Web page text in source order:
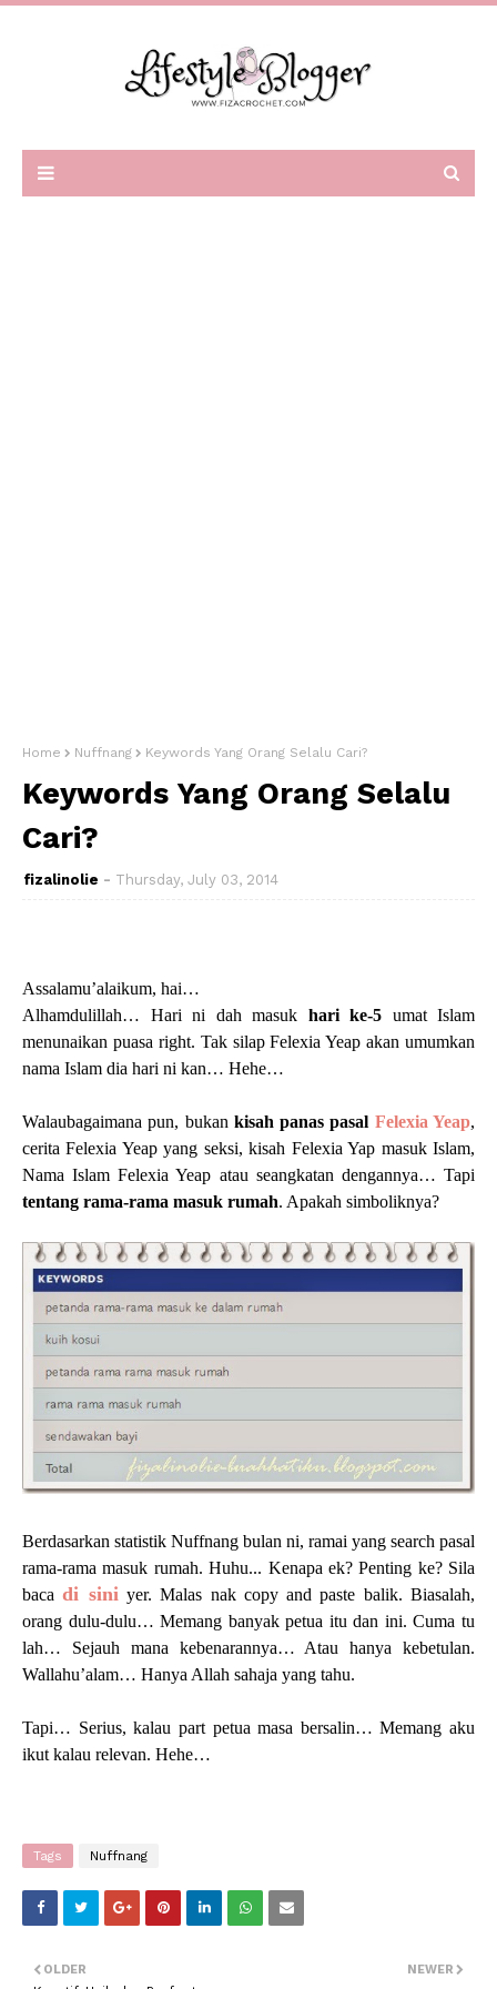
Home Nuffnang Keywords Yang Orang Selalu Cari?
Keywords Yang Orang Selalu
Cari?
fizalinolie Thursday, July 03, 2014
Assalamu’alaikum, hai…
Alhamdulillah… Hari ni dah masuk hari ke-5 umat Islam
menunaikan puasa right. Tak silap Felexia Yeap akan umumkan
nama Islam dia hari ni kan… Hehe…
Walaubagaimana pun, bukan kisah panas pasal Felexia Yeap,
cerita Felexia Yeap yang seksi, kisah Felexia Yap masuk Islam,
Nama Islam Felexia Yeap atau seangkatan dengannya… Tapi
tentang rama-rama masuk rumah. Apakah simboliknya?
Berdasarkan statistik Nuffnang bulan ni, ramai yang search pasal
rama-rama masuk rumah. Huhu... Kenapa ek? Penting ke? Sila
bacadi siniyer. Malas nak copy and paste balik. Biasalah,
orang dulu-dulu… Memang banyak petua itu dan ini. Cuma tu
lah… Sejauh mana kebenarannya… Atau hanya kebetulan.
Wallahu’alam… Hanya Allah sahaja yang tahu.
Tapi… Serius, kalau part petua masa bersalin… Memang aku
ikut kalau relevan. Hehe…
Tags Nuffnang
NEWER
OLDER